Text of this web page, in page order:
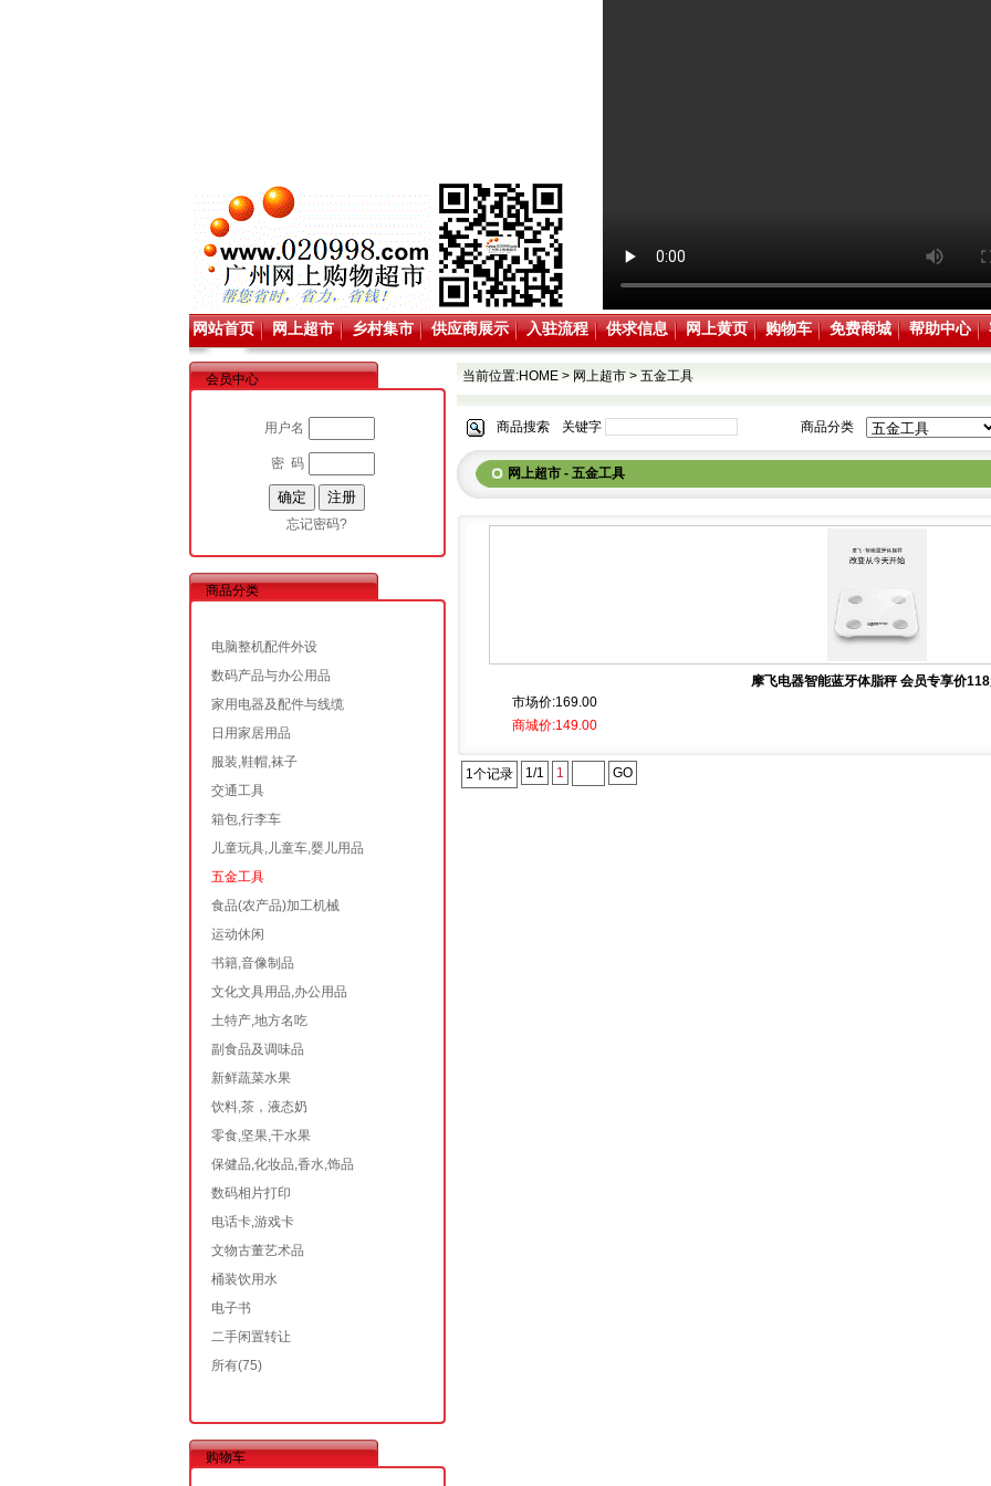
网站首页 网上超市 乡村集市 供应商展示 入驻流程 供求信息 网上黄页 购物车 免费商城 帮助中心
会员中心
用户名
密 码
忘记密码?
商品分类
电脑整机配件外设
数码产品与办公用品
家用电器及配件与线缆
日用家居用品
服装,鞋帽,袜子
交通工具
箱包,行李车
儿童玩具,儿童车,婴儿用品
五金工具
食品(农产品)加工机械
运动休闲
书籍,音像制品
文化文具用品,办公用品
土特产,地方名吃
副食品及调味品
新鲜蔬菜水果
饮料,茶，液态奶
零食,坚果,干水果
保健品,化妆品,香水,饰品
数码相片打印
电话卡,游戏卡
文物古董艺术品
桶装饮用水
电子书
二手闲置转让
所有(75)
购物车
当前位置:HOME> 网上超市> 五金工具
商品搜索 关键字 商品分类
网上超市 - 五金工具
摩飞电器智能蓝牙体脂秤 会员专享价
市场价:169.00
商城价:149.00
1个记录 1/1 1 GO